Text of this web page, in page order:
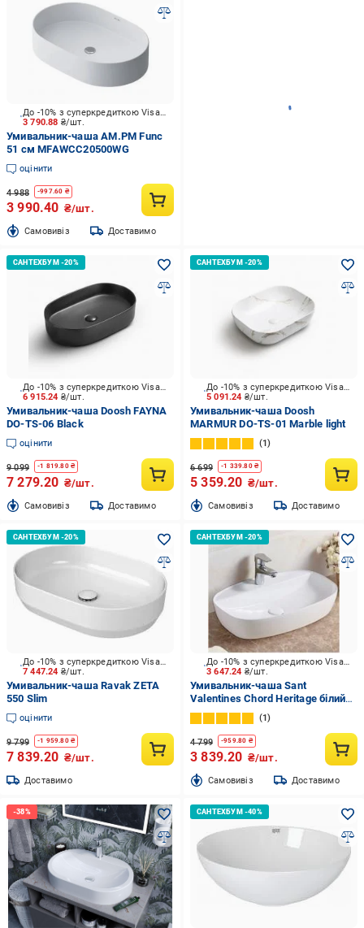
3 790.88 ₴/шт.
До -10% з суперкредиткою Visa Вигода
Умивальник-чаша AM.PM Func
51 см MFAWCC20500WG
оцінити
4 988 -997.60 ₴
3 990.40 ₴/шт.
Cамовивіз Доставимо
6 915.24 ₴/шт.
До -10% з суперкредиткою Visa Вигода
Умивальник-чаша Doosh FAYNA
DO-TS-06 Black
оцінити
9 099 -1 819.80₴
7 279.20 ₴/шт.
Cамовивіз Доставимо
5 091.24 ₴/шт.
До -10% з суперкредиткою Visa Вигода
Умивальник-чаша Doosh
MARMUR DO-TS-01 Marble light
1
6 699 -1 339.80₴
5 359.20 ₴/шт.
Cамовивіз Доставимо
7 447.24 ₴/шт.
До -10% з суперкредиткою Visa Вигода
Умивальник-чаша Ravak ZETA
550 Slim
оцінити
9 799 -1 959.80₴
7 839.20 ₴/шт.
Доставимо
3 647.24 ₴/шт.
До -10% з суперкредиткою Visa Вигода
Умивальник-чаша Sant
Valentines Chord Heritage білий
60x39 см
1
4 799 -959.80 ₴
3 839.20 ₴/шт.
Cамовивіз Доставимо